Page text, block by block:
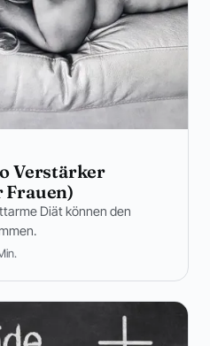
Verstärker
Frauen)
Diät können den